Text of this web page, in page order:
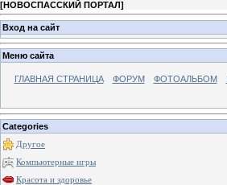
[НОВОСПАССКИЙ ПОРТАЛ]
Вход на сайт
Меню сайта
ГЛАВНАЯ СТРАНИЦА ФОРУМ ФОТОАЛЬБОМ
Categories
Другое
Компьютерные игры
Красота и здоровье